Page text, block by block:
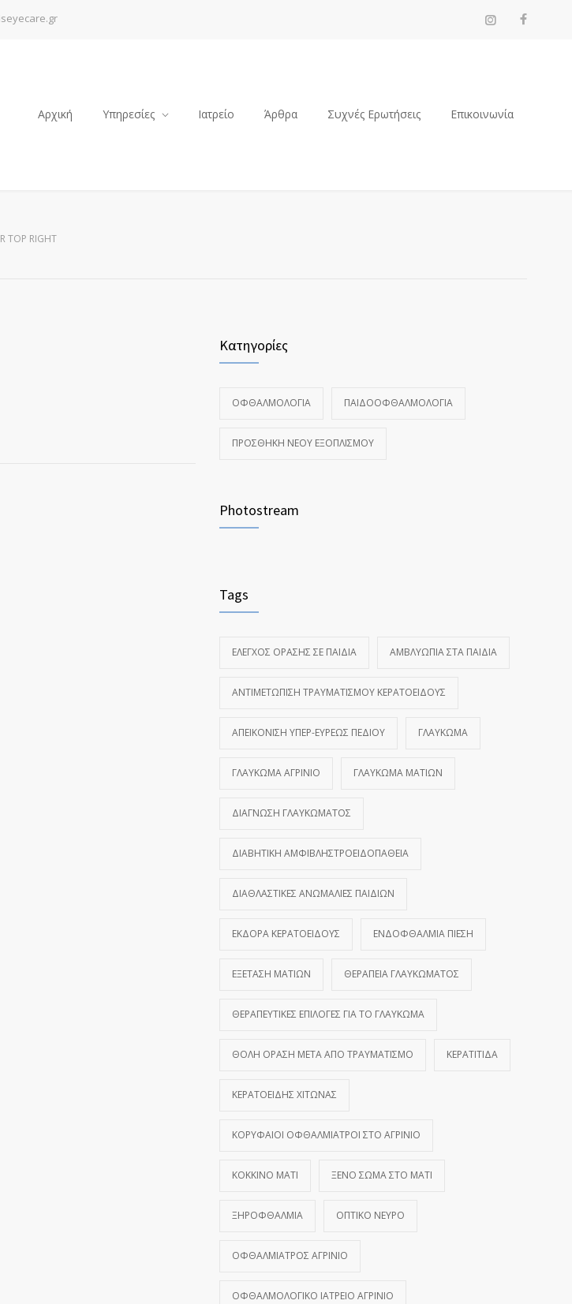
Αρχική Υπηρεσίες Ιατρείο Άρθρα Συχνές Ερωτήσεις Επικοινωνία
TOP RIGHT
Κατηγορίες
ΟΦΘΑΛΜΟΛΟΓΊΑ ΠΑΙΔΟΟΦΘΑΛΜΟΛΟΓΊΑ
ΠΡΟΣΘΉΚΗ ΝΈΟΥ ΕΞΟΠΛΙΣΜΟΎ
Photostream
Tags
ΈΛΕΓΧΟΣ ΌΡΑΣΗΣ ΣΕ ΠΑΙΔΙΆ ΑΜΒΛΥΩΠΊΑ ΣΤΑ ΠΑΙΔΙΆ
ΑΝΤΙΜΕΤΏΠΙΣΗ ΤΡΑΥΜΑΤΙΣΜΟΎ ΚΕΡΑΤΟΕΙΔΟΎΣ
ΑΠΕΙΚΌΝΙΣΗ ΥΠΕΡ-ΕΥΡΈΩΣ ΠΕΔΊΟΥ ΓΛΑΎΚΩΜΑ
ΓΛΑΎΚΩΜΑ ΑΓΡΊΝΙΟ ΓΛΑΎΚΩΜΑ ΜΑΤΙΏΝ
ΔΙΆΓΝΩΣΗ ΓΛΑΥΚΏΜΑΤΟΣ
ΔΙΑΒΗΤΙΚΉ ΑΜΦΙΒΛΗΣΤΡΟΕΙΔΟΠΆΘΕΙΑ
ΔΙΑΘΛΑΣΤΙΚΈΣ ΑΝΩΜΑΛΊΕΣ ΠΑΙΔΙΏΝ
ΕΚΔΟΡΆ ΚΕΡΑΤΟΕΙΔΟΎΣ ΕΝΔΟΦΘΆΛΜΙΑ ΠΊΕΣΗ
ΕΞΈΤΑΣΗ ΜΑΤΙΏΝ ΘΕΡΑΠΕΊΑ ΓΛΑΥΚΏΜΑΤΟΣ
ΘΕΡΑΠΕΥΤΙΚΈΣ ΕΠΙΛΟΓΈΣ ΓΙΑ ΤΟ ΓΛΑΎΚΩΜΑ
ΘΟΛΉ ΌΡΑΣΗ ΜΕΤΆ ΑΠΌ ΤΡΑΥΜΑΤΙΣΜΌ ΚΕΡΑΤΊΤΙΔΑ
ΚΕΡΑΤΟΕΙΔΉΣ ΧΙΤΏΝΑΣ
ΚΟΡΥΦΑΊΟΙ ΟΦΘΑΛΜΊΑΤΡΟΙ ΣΤΟ ΑΓΡΊΝΙΟ
ΚΌΚΚΙΝΟ ΜΆΤΙ ΞΈΝΟ ΣΏΜΑ ΣΤΟ ΜΆΤΙ
ΞΗΡΟΦΘΑΛΜΊΑ ΟΠΤΙΚΌ ΝΕΎΡΟ
ΟΦΘΑΛΜΊΑΤΡΟΣ ΑΓΡΊΝΙΟ
ΟΦΘΑΛΜΟΛΟΓΙΚΌ ΙΑΤΡΕΊΟ ΑΓΡΊΝΙΟ